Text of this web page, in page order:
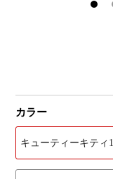
カラー
キューティーキティ1